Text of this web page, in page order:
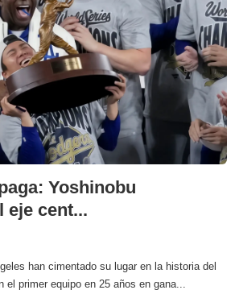
Yoshinobu
eje cent...
han cimentado su lugar en la historia del
el primer equipo en 25 años en gana...